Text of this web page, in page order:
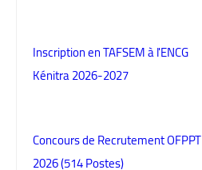
Inscription en TAFSEM à l'ENCG
Kénitra 2026-2027
Concours de Recrutement OFPPT
2026 (514 Postes)